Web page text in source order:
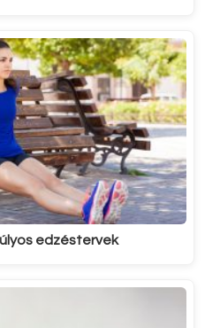
edzéstervek